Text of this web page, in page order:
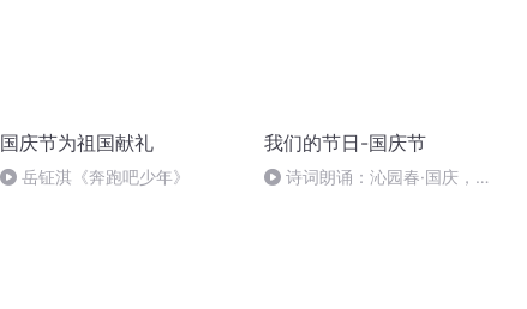
国庆节为祖国献礼
岳钲淇《奔跑吧少年》
我们的节日-国庆节
诗词朗诵：沁园春·国庆，朗